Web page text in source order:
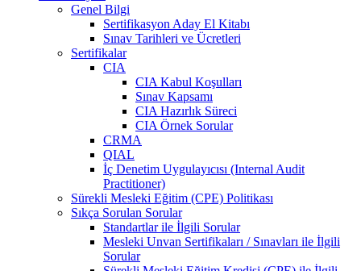
Genel Bilgi
Sertifikasyon Aday El Kitabı
Sınav Tarihleri ve Ücretleri
Sertifikalar
CIA
CIA Kabul Koşulları
Sınav Kapsamı
CIA Hazırlık Süreci
CIA Örnek Sorular
CRMA
QIAL
İç Denetim Uygulayıcısı (Internal Audit
Practitioner)
Sürekli Mesleki Eğitim (CPE) Politikası
Sıkça Sorulan Sorular
Standartlar ile İlgili Sorular
Mesleki Unvan Sertifikaları / Sınavları ile İlgili
Sorular